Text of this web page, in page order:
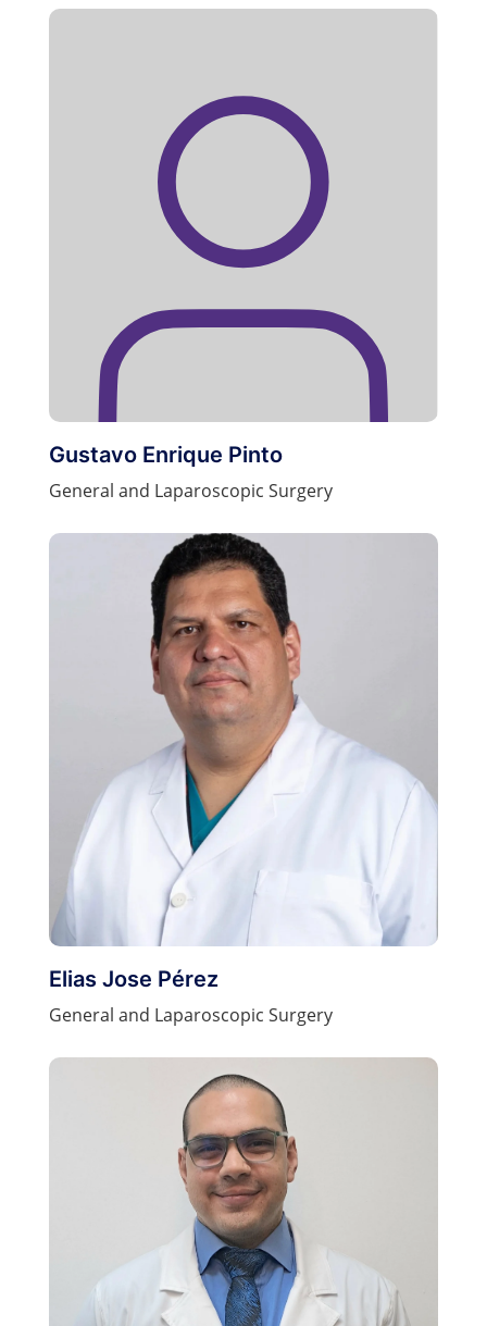
Gustavo Enrique Pinto
General and Laparoscopic Surgery
Elias Jose Pérez
General and Laparoscopic Surgery